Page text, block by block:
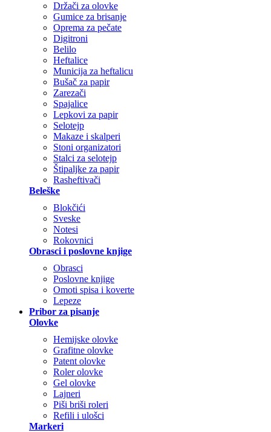
Držači za olovke
Gumice za brisanje
Oprema za pečate
Digitroni
Belilo
Heftalice
Municija za heftalicu
Bušač za papir
Zarezači
Spajalice
Lepkovi za papir
Selotejp
Makaze i skalperi
Stoni organizatori
Stalci za selotejp
Štipaljke za papir
Rasheftivači
Beleške
Blokčići
Sveske
Notesi
Rokovnici
Obrasci i poslovne knjige
Obrasci
Poslovne knjige
Omoti spisa i koverte
Lepeze
Pribor za pisanje
Olovke
Hemijske olovke
Grafitne olovke
Patent olovke
Roler olovke
Gel olovke
Lajneri
Piši briši roleri
Refili i ulošci
Markeri